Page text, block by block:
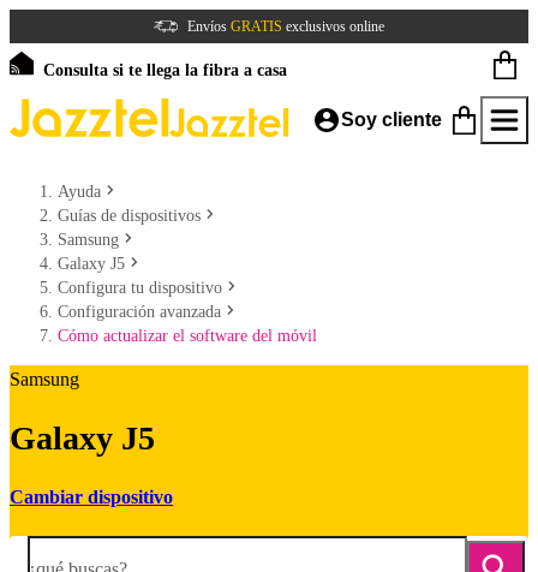
Envíos GRATIS exclusivos online
Consulta si te llega la fibra a casa
Soy cliente
Ayuda
Guías de dispositivos
Samsung
Galaxy J5
Configura tu dispositivo
Configuración avanzada
Cómo actualizar el software del móvil
Samsung
Galaxy J5
Cambiar dispositivo